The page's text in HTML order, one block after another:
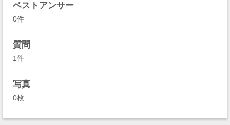
ベストアンサー
0件
質問
1件
写真
0枚